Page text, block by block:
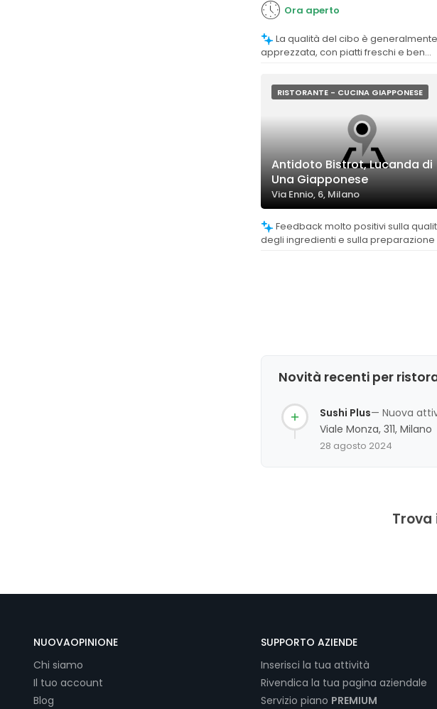
Ora aperto
apprezzata, con piatti freschi e ben
standard o poco inventive.
RISTORANTE - CUCINA GIAPPONESE
Antidoto Bistrot, Lucanda di
Una Giapponese
Via Ennio, 6, Milano
degli ingredienti e sulla preparazione
Novità recenti per
Sushi Plus— Nuova
Viale Monza, 311, Milano
28 agosto 2024
NUOVAOPINIONE
Chi siamo
Il tuo account
Blog
SUPPORTO AZIENDE
Inserisci la tua attività
Rivendica la tua pagina aziendale
Servizio piano PREMIUM